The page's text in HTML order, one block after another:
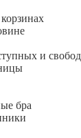
и
бра